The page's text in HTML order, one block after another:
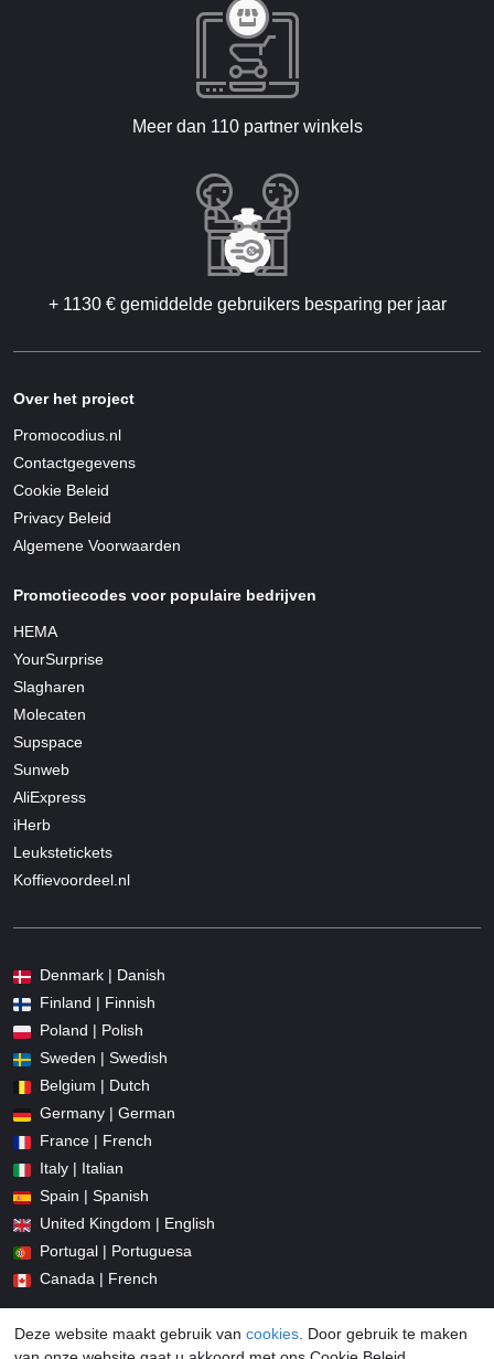
Meer dan 110 partner winkels
+ 1130 € gemiddelde gebruikers besparing per jaar
Over het project
Promocodius.nl
Contactgegevens
Cookie Beleid
Privacy Beleid
Algemene Voorwaarden
Promotiecodes voor populaire bedrijven
HEMA
YourSurprise
Slagharen
Molecaten
Supspace
Sunweb
AliExpress
iHerb
Leukstetickets
Koffievoordeel.nl
Denmark | Danish
Finland | Finnish
Poland | Polish
Sweden | Swedish
Belgium | Dutch
Germany | German
France | French
Italy | Italian
Spain | Spanish
United Kingdom | English
Portugal | Portuguesa
Canada | French
Deze website maakt gebruik van cookies . Door gebruik te maken